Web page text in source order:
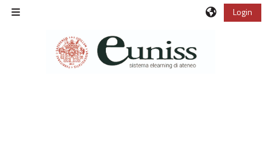
Vai al contenuto principale
Login